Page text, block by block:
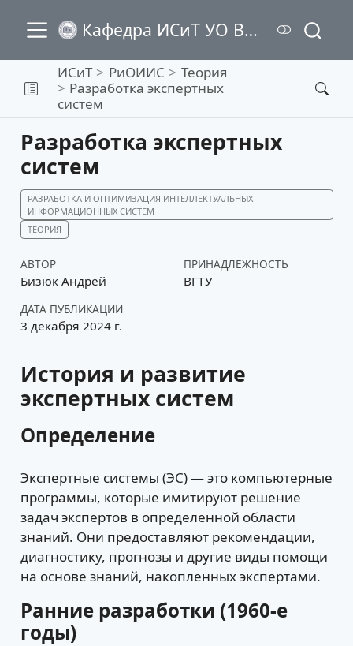
Кафедра ИСиТ УО ВГТУ
ИСиТ РиОИИС
Теория
Разработка экспертных
систем
Разработка экспертных
систем
РАЗРАБОТКА И ОПТИМИЗАЦИЯ ИНТЕЛЛЕКТУАЛЬНЫХ
ИНФОРМАЦИОННЫХ СИСТЕМ
ТЕОРИЯ
АВТОР ПРИНАДЛЕЖНОСТЬ
Бизюк Андрей ВГТУ
ДАТА ПУБЛИКАЦИИ
3 декабря 2024 г.
История и развитие
экспертных систем
Определение
Экспертные системы (ЭС) — это компьютерные
программы, которые имитируют решение
задач экспертов в определенной области
знаний. Они предоставляют рекомендации,
диагностику, прогнозы и другие виды помощи
на основе знаний, накопленных экспертами.
Ранние разработки (1960-е
годы)